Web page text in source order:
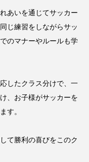
日本人
柔道
背泳ぎ 脚
腹筋
あいを通じてサッカー
じ練習をしながらサッ
のマナーやルールも学
したクラス分けで、一
、お子様がサッカーを
す。
て勝利の喜びをこのク